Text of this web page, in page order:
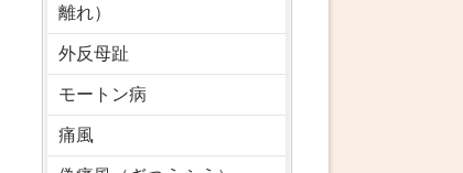
離れ）
外反母趾
モートン病
痛風